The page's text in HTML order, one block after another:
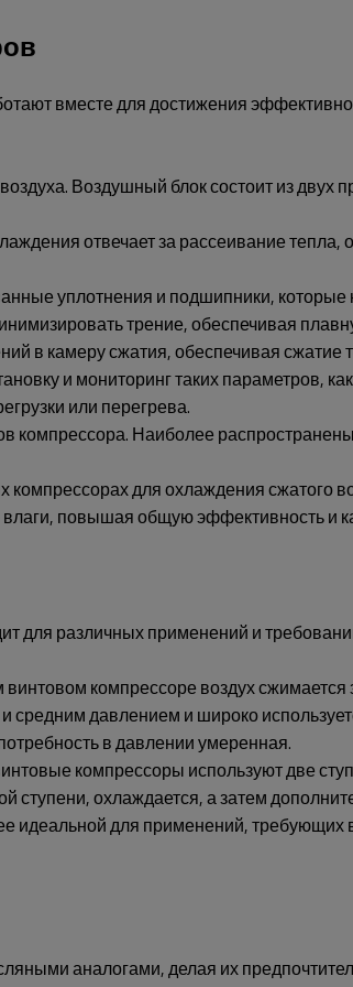
вместе для достижения
Воздушный блок состоит из двух
отвечает за рассеивание тепла,
уплотнения и подшипники, которые
трение, обеспечивая
в камеру сжатия, обеспечивая сжатие
и мониторинг таких параметров,
или перегрева.
Наиболее
для охлаждения сжатого
повышая общую эффективность и
для различных применений и
компрессоре воздух
давлением и широко
в давлении умеренная.
компрессоры используют две
охлаждается, а затем
идеальной для применений, требующих
аналогами, делая их